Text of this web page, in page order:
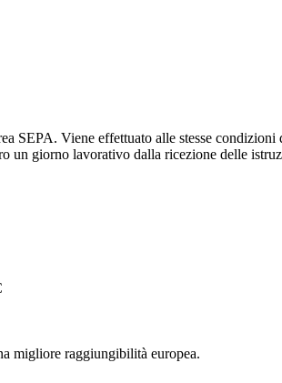
Viene effettuato alle stesse condizioni
giorno lavorativo dalla ricezione delle
migliore raggiungibilità europea.